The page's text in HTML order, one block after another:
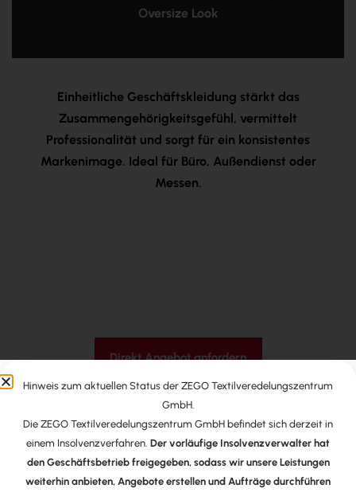
Oversize Look
Einheitliche Geschäftskleidung stärkt das
Zusammengehörigkeitsgefühl, vermittelt
Professionalität und sorgt für ein konsistentes
Markenimage. Ideal für Büro, Außendienst oder
Messen.
Direkt Angebot anfordern
Hinterlassen Sie einen bleibenden Eindruck bei
Kunden und Geschäftspartnern. Nutzen Sie unsere
attraktiven Angebote und investieren Sie in Ihre
Marke!
Hinweis zum aktuellen Status der ZEGO Textilveredelungszentrum
GmbH.
Die ZEGO Textilveredelungszentrum GmbH befindet sich derzeit in
einem Insolvenzverfahren. Der vorläufige Insolvenzverwalter hat
den Geschäftsbetrieb freigegeben, sodass wir unsere Leistungen
weiterhin anbieten, Angebote erstellen und Aufträge durchführen